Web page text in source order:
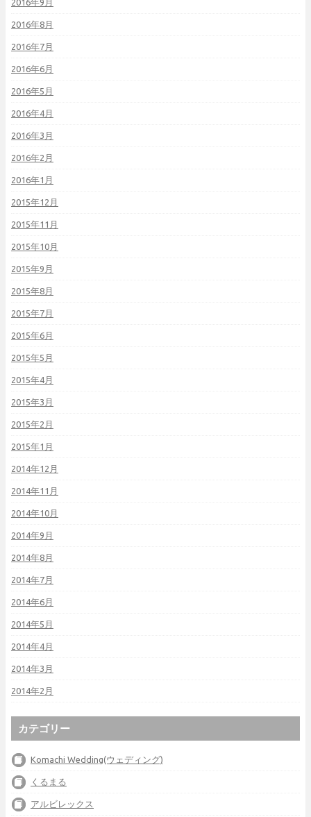
2016年9月
2016年8月
2016年7月
2016年6月
2016年5月
2016年4月
2016年3月
2016年2月
2016年1月
2015年12月
2015年11月
2015年10月
2015年9月
2015年8月
2015年7月
2015年6月
2015年5月
2015年4月
2015年3月
2015年2月
2015年1月
2014年12月
2014年11月
2014年10月
2014年9月
2014年8月
2014年7月
2014年6月
2014年5月
2014年4月
2014年3月
2014年2月
カテゴリー
Komachi Wedding(ウェディング)
くるまる
アルビレックス